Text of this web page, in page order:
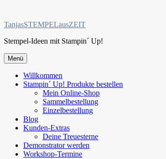
springen
TanjasSTEMPELausZEIT
Stempel-Ideen mit Stampin´ Up!
Menü
Willkommen
Stampin´ Up! Produkte bestellen
Mein Online-Shop
Sammelbestellung
Einzelbestellung
Blog
Kunden-Extras
Deine Treuesterne
Demonstrator werden
Workshop-Termine